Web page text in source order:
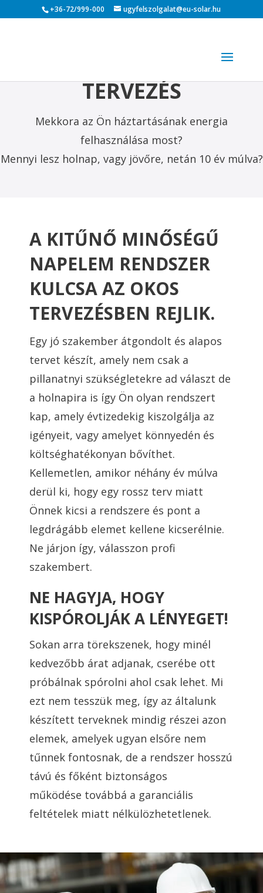
+36-72/999-000 ugyfelszolgalat@eu-solar.hu
TERVEZÉS
Mekkora az Ön háztartásának energia
felhasználása most?
Mennyi lesz holnap, vagy jövőre, netán 10 év múlva?
A KITŰNŐ MINŐSÉGŰ
NAPELEM RENDSZER
KULCSA AZ OKOS
TERVEZÉSBEN REJLIK.
Egy jó szakember átgondolt és alapos
tervet készít, amely nem csak a
pillanatnyi szükségletekre ad választ de
a holnapira is így Ön olyan rendszert
kap, amely évtizedekig kiszolgálja az
igényeit, vagy amelyet könnyedén és
költséghatékonyan bővíthet.
Kellemetlen, amikor néhány év múlva
derül ki, hogy egy rossz terv miatt
Önnek kicsi a rendszere és pont a
legdrágább elemet kellene kicserélnie.
Ne járjon így, válasszon profi
szakembert.
NE HAGYJA, HOGY
KISPÓROLJÁK A LÉNYEGET!
Sokan arra törekszenek, hogy minél
kedvezőbb árat adjanak, cserébe ott
próbálnak spórolni ahol csak lehet. Mi
ezt nem tesszük meg, így az általunk
készített terveknek mindig részei azon
elemek, amelyek ugyan elsőre nem
tűnnek fontosnak, de a rendszer hosszú
távú és főként biztonságos
működése továbbá a garanciális
feltételek miatt nélkülözhetetlenek.